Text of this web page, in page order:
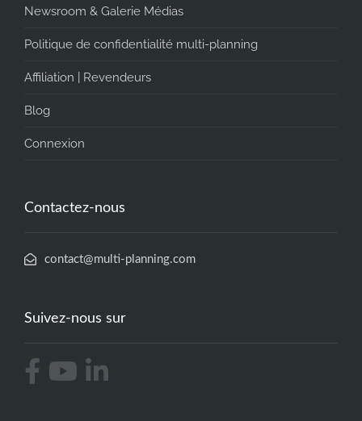
Newsroom & Galerie Médias
Politique de confidentialité multi-planning
Affiliation | Revendeurs
Blog
Connexion
Contactez-nous
contact@multi-planning.com
Suivez-nous sur